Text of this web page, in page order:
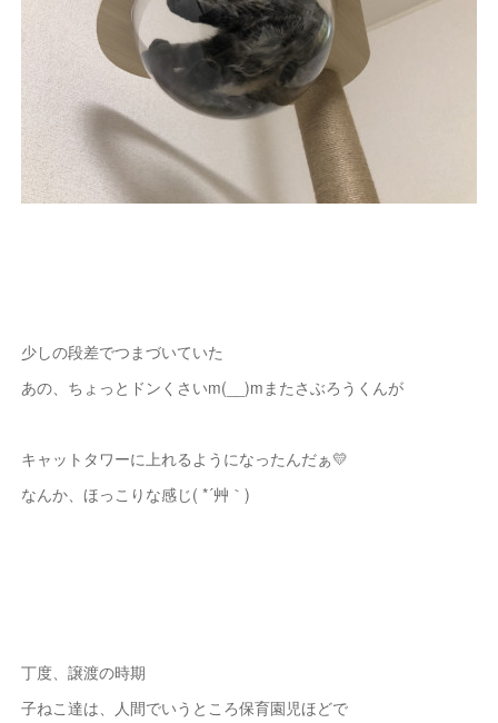
少しの段差でつまづいていた
あの、ちょっとドンくさいm(__)mまたさぶろうくんが
キャットタワーに上れるようになったんだぁ💛
なんか、ほっこりな感じ( *´艸｀)
丁度、譲渡の時期
子ねこ達は、人間でいうところ保育園児ほどで